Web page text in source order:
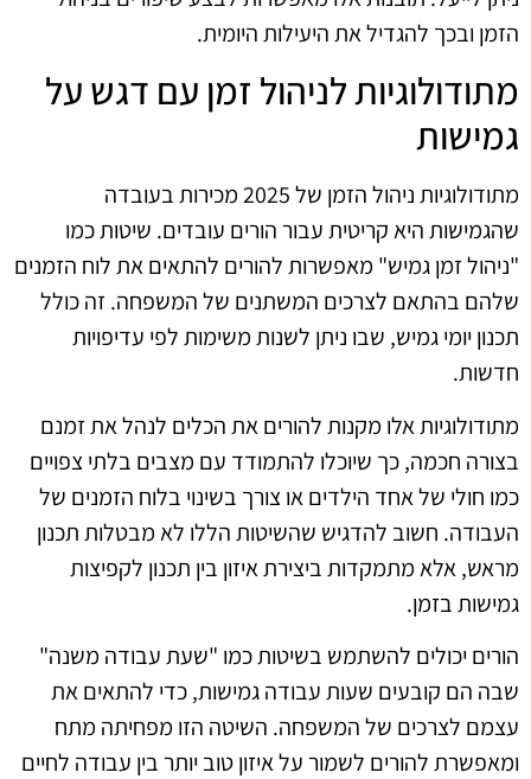
הזמן ובכך להגדיל את היעילות היומית.
מתודולוגיות לניהול זמן עם דגש על
גמישות
מתודולוגיות ניהול הזמן של 2025 מכירות בעובדה
שהגמישות היא קריטית עבור הורים עובדים. שיטות כמו
"ניהול זמן גמיש" מאפשרות להורים להתאים את לוח הזמנים
שלהם בהתאם לצרכים המשתנים של המשפחה. זה כולל
תכנון יומי גמיש, שבו ניתן לשנות משימות לפי עדיפויות
חדשות.
מתודולוגיות אלו מקנות להורים את הכלים לנהל את זמנם
בצורה חכמה, כך שיוכלו להתמודד עם מצבים בלתי צפויים
כמו חולי של אחד הילדים או צורך בשינוי בלוח הזמנים של
העבודה. חשוב להדגיש שהשיטות הללו לא מבטלות תכנון
מראש, אלא מתמקדות ביצירת איזון בין תכנון לקפיצות
גמישות בזמן.
הורים יכולים להשתמש בשיטות כמו "שעת עבודה משנה"
שבה הם קובעים שעות עבודה גמישות, כדי להתאים את
עצמם לצרכים של המשפחה. השיטה הזו מפחיתה מתח
ומאפשרת להורים לשמור על איזון טוב יותר בין עבודה לחיים